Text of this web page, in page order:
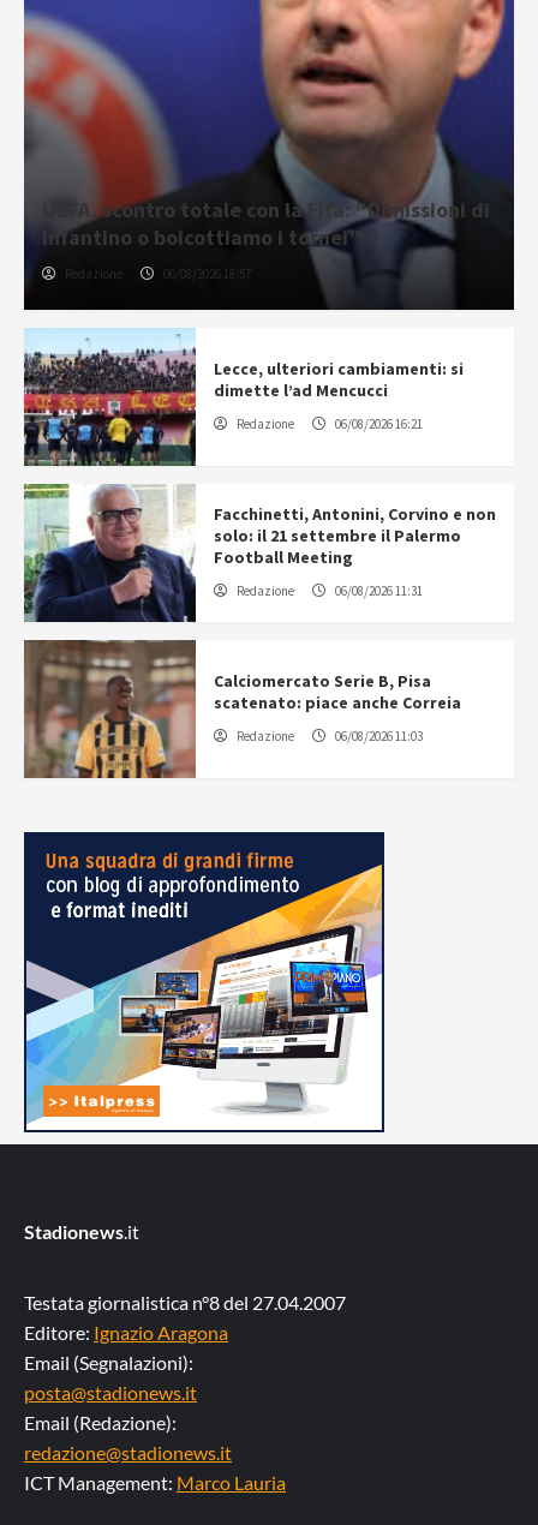
UEFA, scontro totale con la Fifa: “Dimissioni di
Infantino o boicottiamo i tornei”
Redazione 06/08/2026 18:57
Lecce, ulteriori cambiamenti: si
dimette l’ad Mencucci
Redazione 06/08/2026 16:21
Facchinetti, Antonini, Corvino e non
solo: il 21 settembre il Palermo
Football Meeting
Redazione 06/08/2026 11:31
Calciomercato Serie B, Pisa
scatenato: piace anche Correia
Redazione 06/08/2026 11:03
Stadionews.it
Testata giornalistica n°8 del 27.04.2007
Editore: Ignazio Aragona
Email (Segnalazioni):
posta@stadionews.it
Email (Redazione):
redazione@stadionews.it
ICT Management: Marco Lauria